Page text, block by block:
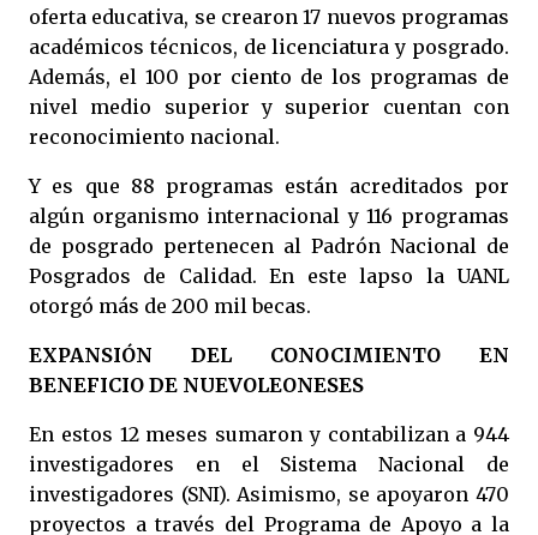
oferta educativa, se crearon 17 nuevos programas
académicos técnicos, de licenciatura y posgrado.
Además, el 100 por ciento de los programas de
nivel medio superior y superior cuentan con
reconocimiento nacional.
Y es que 88 programas están acreditados por
algún organismo internacional y 116 programas
de posgrado pertenecen al Padrón Nacional de
Posgrados de Calidad. En este lapso la UANL
otorgó más de 200 mil becas.
EXPANSIÓN DEL CONOCIMIENTO EN
BENEFICIO DE NUEVOLEONESES
En estos 12 meses sumaron y contabilizan a 944
investigadores en el Sistema Nacional de
investigadores (SNI). Asimismo, se apoyaron 470
proyectos a través del Programa de Apoyo a la